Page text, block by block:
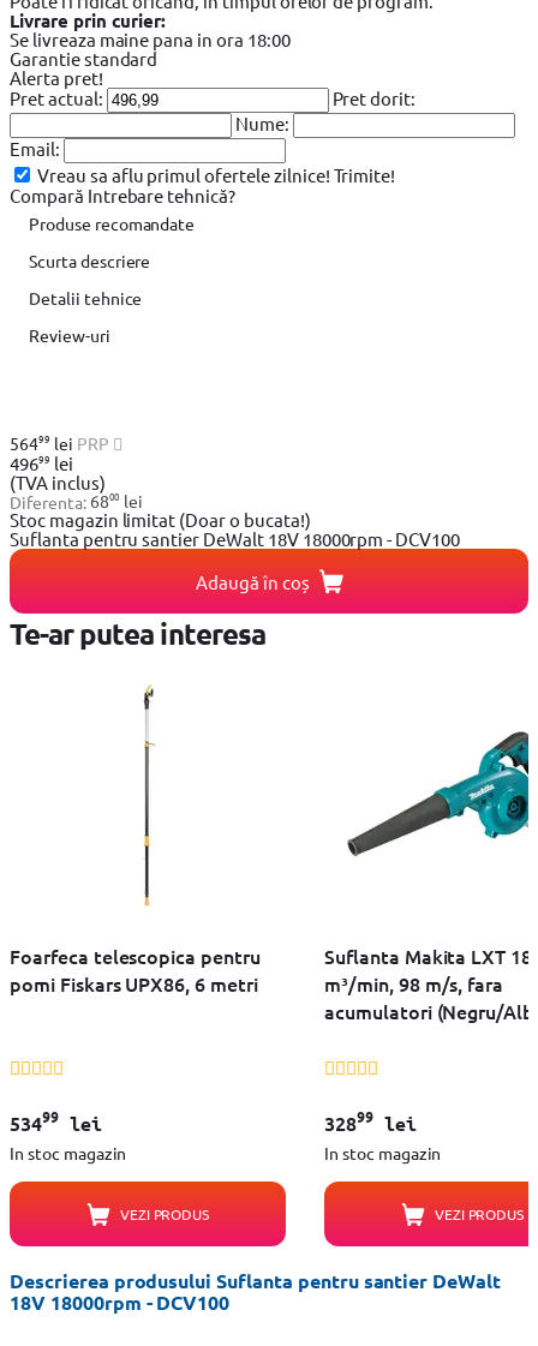
Livrare prin curier:
Se livreaza maine pana in ora 18:00
Garantie standard
Alerta pret!
Pret actual:
Pret dorit:
Nume:
Email:
Vreau sa aflu primul ofertele zilnice! Trimite!
Compară Intrebare tehnică?
Produse recomandate
Scurta descriere
Detalii tehnice
Review-uri
56499 lei PRP
49699 lei
(TVA inclus)
Diferenta: 6800 lei
Stoc magazin limitat (Doar o bucata!)
Suflanta pentru santier DeWalt 18V 18000rpm - DCV100
Adaugă în coș
Te-ar putea interesa
Foarfeca telescopica pentru
pomi Fiskars UPX86, 6 metri
53499lei
In stoc magazin
VEZI PRODUS
Suflanta Makita LXT
m³/min, 98 m/s, fara
acumulatori (Negru/
32899lei
In stoc magazin
VEZI PRODUS
Descrierea produsului Suflanta pentru santier DeWalt
18V 18000rpm - DCV100